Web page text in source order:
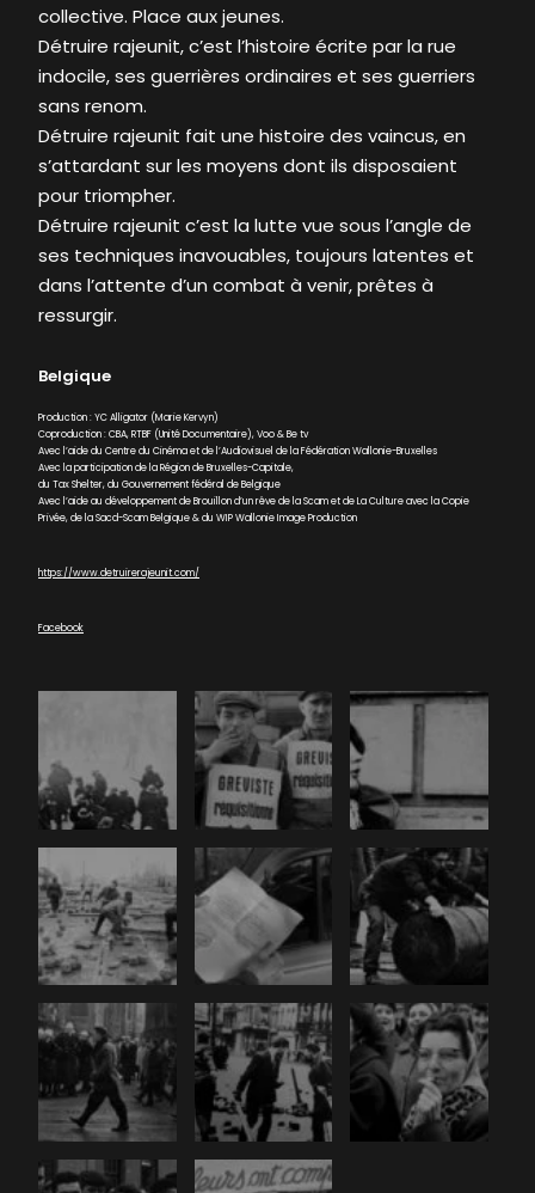
collective. Place aux jeunes.
Détruire rajeunit, c’est l’histoire écrite par la rue
indocile, ses guerrières ordinaires et ses guerriers
sans renom.
Détruire rajeunit fait une histoire des vaincus, en
s’attardant sur les moyens dont ils disposaient
pour triompher.
Détruire rajeunit c’est la lutte vue sous l’angle de
ses techniques inavouables, toujours latentes et
dans l’attente d’un combat à venir, prêtes à
ressurgir.
Belgique
Production : YC Alligator (Marie Kervyn)
Coproduction : CBA, RTBF (Unité Documentaire), Voo & Be tv
Avec l’aide du Centre du Cinéma et de l’Audiovisuel de la Fédération Wallonie-Bruxelles
Avec la participation de la Région de Bruxelles-Capitale,
du Tax Shelter, du Gouvernement fédéral de Belgique
Avec l’aide au développement de Brouillon d’un rêve de la Scam et de La Culture avec la Copie
Privée, de la Sacd-Scam Belgique & du WIP Wallonie Image Production
https://www.detruirerajeunit.com/
Facebook